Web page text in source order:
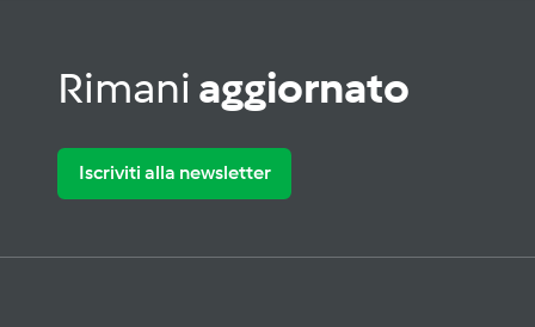
Rimani aggiornato
Iscriviti alla newsletter